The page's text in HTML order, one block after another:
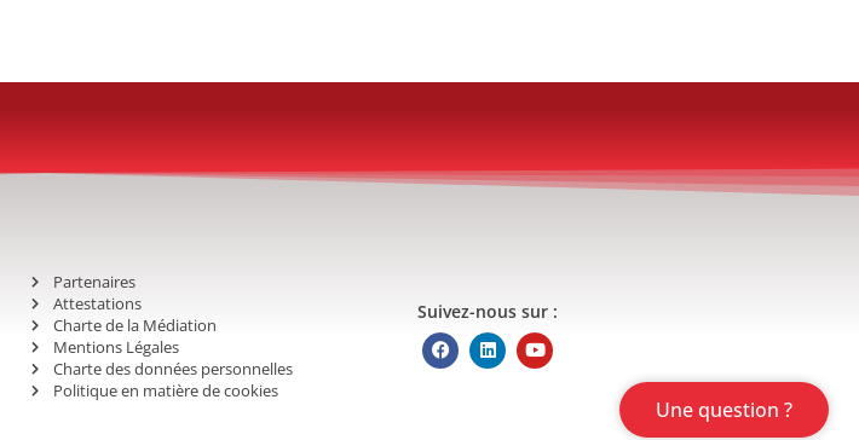
Partenaires
Attestations
Charte de la Médiation
Mentions Légales
Charte des données personnelles
Politique en matière de cookies
Une question ?
Suivez-nous sur :